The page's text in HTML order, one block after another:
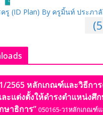
รู (ID Plan) By ครูมิ้นท์ ประภา
2565 หลักเกณฑ์และวิธีกา
ะแต่งตั้งให้ดำรงตำแหน่งศึ
ษาธิการ” 050165-ว1หลักเกณฑ์